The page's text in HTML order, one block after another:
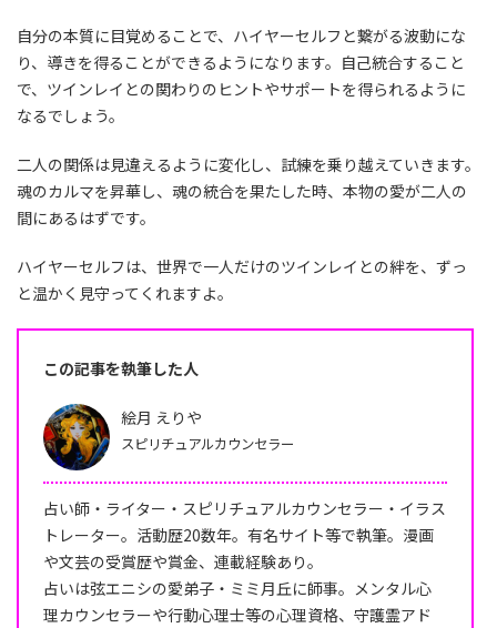
自分の本質に目覚めることで、ハイヤーセルフと繋がる波動にな
り、導きを得ることができるようになります。自己統合すること
で、ツインレイとの関わりのヒントやサポートを得られるように
なるでしょう。
二人の関係は見違えるように変化し、試練を乗り越えていきます。
魂のカルマを昇華し、魂の統合を果たした時、本物の愛が二人の
間にあるはずです。
ハイヤーセルフは、世界で一人だけのツインレイとの絆を、ずっ
と温かく見守ってくれますよ。
この記事を執筆した人
絵月 えりや
スピリチュアルカウンセラー
占い師・ライター・スピリチュアルカウンセラー・イラス
トレーター。活動歴20数年。有名サイト等で執筆。漫画
や文芸の受賞歴や賞金、連載経験あり。
占いは弦エニシの愛弟子・ミミ月丘に師事。メンタル心
理カウンセラーや行動心理士等の心理資格、守護霊アド